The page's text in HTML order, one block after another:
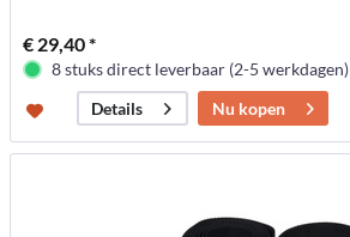
€ 29,40 *
8 stuks direct leverbaar (2-5 werkdagen)
Details
Nu kopen